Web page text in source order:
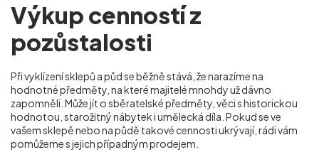
Výkup cenností z
pozůstalosti
Při vyklízení sklepů a půd se běžně stává, že narazíme na
hodnotné předměty, na které majitelé mnohdy už dávno
zapomněli. Může jít o sběratelské předměty, věci s historickou
hodnotou, starožitný nábytek i umělecká díla. Pokud se ve
vašem sklepě nebo na půdě takové cennosti ukrývají, rádi vám
pomůžeme s jejich případným prodejem.